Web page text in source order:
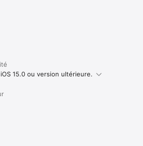
15.0 ou version ultérieure.